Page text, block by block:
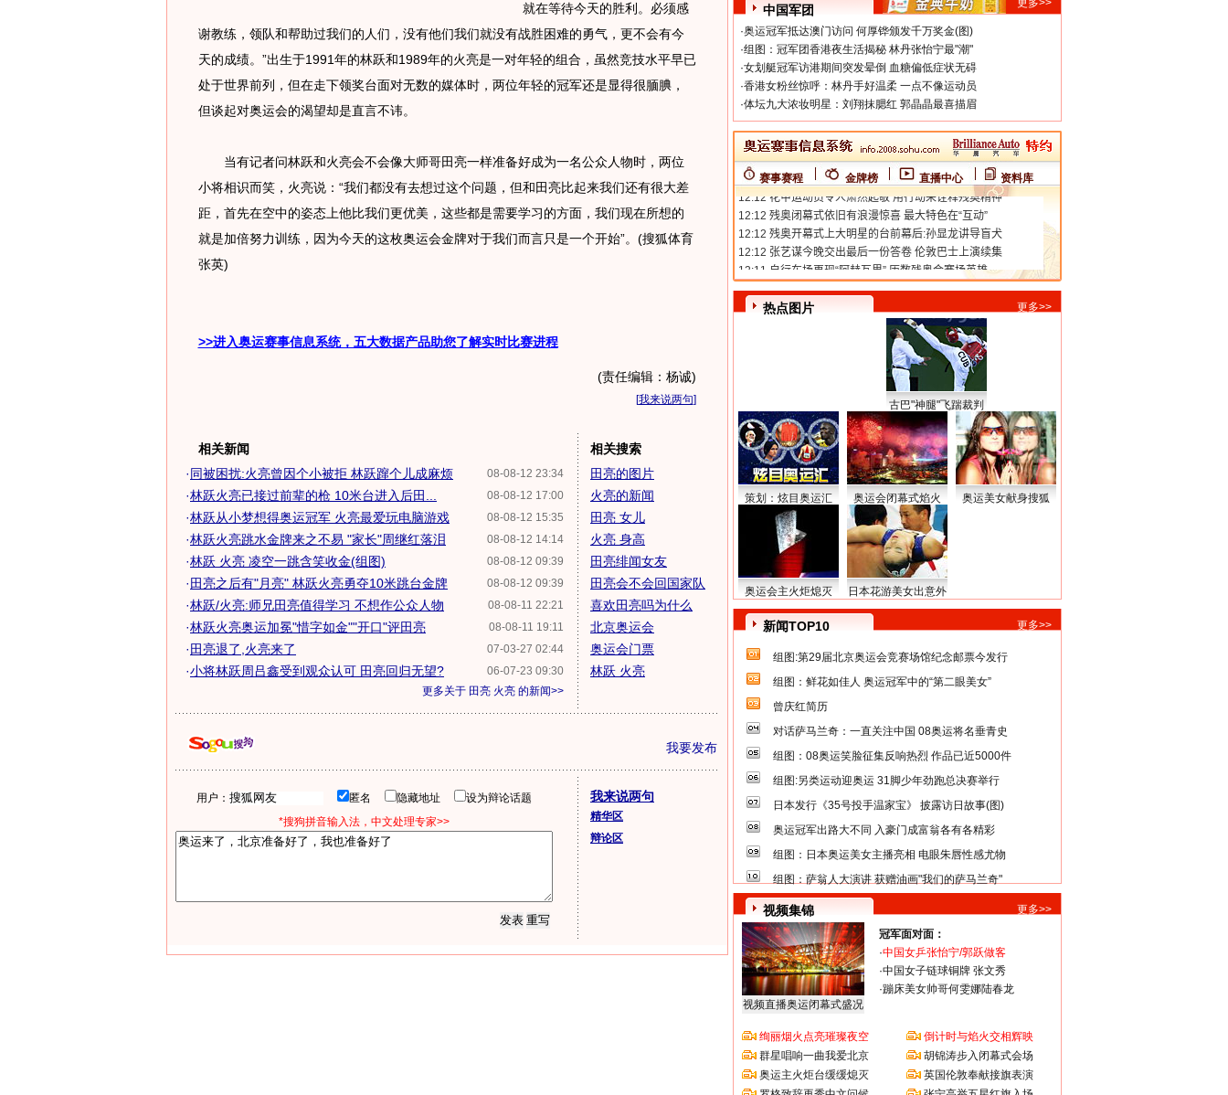
就在等待今天的胜利。必须感
谢教练，领队和帮助过我们的人们，没有他们我们就没有战胜困难的勇气，更不会有今
天的成绩。”出生于1991年的林跃和1989年的火亮是一对年轻的组合，虽然竞技水平早已
处于世界前列，但在走下领奖台面对无数的媒体时，两位年轻的冠军还是显得很腼腆，
但谈起对奥运会的渴望却是直言不讳。
当有记者问林跃和火亮会不会像大师哥田亮一样准备好成为一名公众人物时，两位
小将相识而笑，火亮说：“我们都没有去想过这个问题，但和田亮比起来我们还有很大差
距，首先在空中的姿态上他比我们更优美，这些都是需要学习的方面，我们现在所想的
就是加倍努力训练，因为今天的这枚奥运会金牌对于我们而言只是一个开始”。(搜狐体育
张英)
>>进入奥运赛事信息系统，五大数据产品助您了解实时比赛进程
(责任编辑：杨诚)
[我来说两句]
相关新闻
08-08-12 23:34
·同被困扰:火亮曾因个小被拒 林跃蹿个儿成麻烦
08-08-12 17:00
·林跃火亮已接过前辈的枪 10米台进入后田...
08-08-12 15:35
·林跃从小梦想得奥运冠军 火亮最爱玩电脑游戏
08-08-12 14:14
·林跃火亮跳水金牌来之不易 "家长"周继红落泪
08-08-12 09:39
·林跃 火亮 凌空一跳含笑收金(组图)
08-08-12 09:39
· 田亮之后有"月亮" 林跃火亮勇夺10米跳台金牌
08-08-11 22:21
·林跃/火亮:师兄田亮值得学习 不想作公众人物
08-08-11 19:11
·林跃火亮奥运加冕"惜字如金""开口"评田亮
07-03-27 02:44
· 田亮退了,火亮来了
06-07-23 09:30
·小将林跃周吕鑫受到观众认可 田亮回归无望?
更多关于 田亮 火亮 的新闻>>
相关搜索
田亮的图片
火亮的新闻
田亮 女儿
火亮 身高
田亮绯闻女友
田亮会不会回国家队
喜欢田亮吗为什么
北京奥运会
奥运会门票
林跃 火亮
我要发布
用户： 匿名 隐藏地址
设为辩论话题
*搜狗拼音输入法，中文处理专家>>
我来说两句
精华区
辩论区
中国军团
·奥运冠军抵达澳门访问 何厚铧颁发千万奖金(图)
·组图：冠军团香港夜生活揭秘 林丹张怡宁最"潮"
·女划艇冠军访港期间突发晕倒 血糖偏低症状无碍
·香港女粉丝惊呼：林丹手好温柔 一点不像运动员
·体坛九大浓妆明星：刘翔抹腮红 郭晶晶最喜描眉
赛事赛程 金牌榜 直播中心 资料库
热点图片 更多>>
古巴"神腿"飞踹裁判
策划：炫目奥运汇 奥运会闭幕式焰火 奥运美女献身搜狐
奥运会主火炬熄灭 日本花游美女出意外
新闻TOP10 更多>>
组图:第29届北京奥运会竞赛场馆纪念邮票今发行
组图：鲜花如佳人 奥运冠军中的“第二眼美女”
曾庆红简历
对话萨马兰奇：一直关注中国 08奥运将名垂青史
组图：08奥运笑脸征集反响热烈 作品已近5000件
组图:另类运动迎奥运 31脚少年劲跑总决赛举行
日本发行《35号投手温家宝》 披露访日故事(图)
奥运冠军出路大不同 入豪门成富翁各有各精彩
组图：日本奥运美女主播亮相 电眼朱唇性感尤物
组图：萨翁人大演讲 获赠油画"我们的萨马兰奇"
视频集锦 更多>>
视频直播奥运闭幕式盛况
冠军面对面：
·中国女乒张怡宁/郭跃做客
·中国女子链球铜牌 张文秀
·蹦床美女帅哥何雯娜陆春龙
绚丽烟火点亮璀璨夜空
群星唱响一曲我爱北京
奥运主火炬台缓缓熄灭
倒计时与焰火交相辉映
胡锦涛步入闭幕式会场
英国伦敦奉献接旗表演